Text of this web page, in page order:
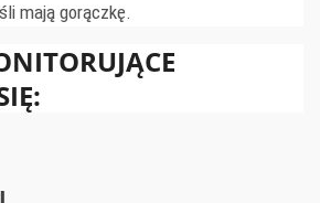
mają gorączkę.